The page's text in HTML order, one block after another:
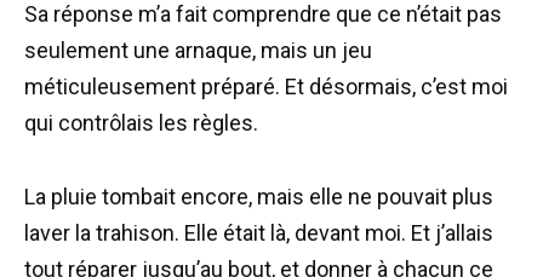
Sa réponse m’a fait comprendre que ce n’était pas
seulement une arnaque, mais un jeu
méticuleusement préparé. Et désormais, c’est moi
qui contrôlais les règles.
La pluie tombait encore, mais elle ne pouvait plus
laver la trahison. Elle était là, devant moi. Et j’allais
tout réparer jusqu’au bout, et donner à chacun ce